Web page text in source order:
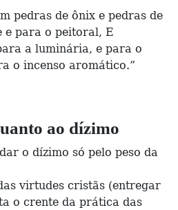
pedras de ônix e pedras de
e para o peitoral, E
a luminária, e para o
o incenso aromático.”
ao dízimo
o dízimo só pelo peso da
virtudes cristãs (entregar
o crente da prática das